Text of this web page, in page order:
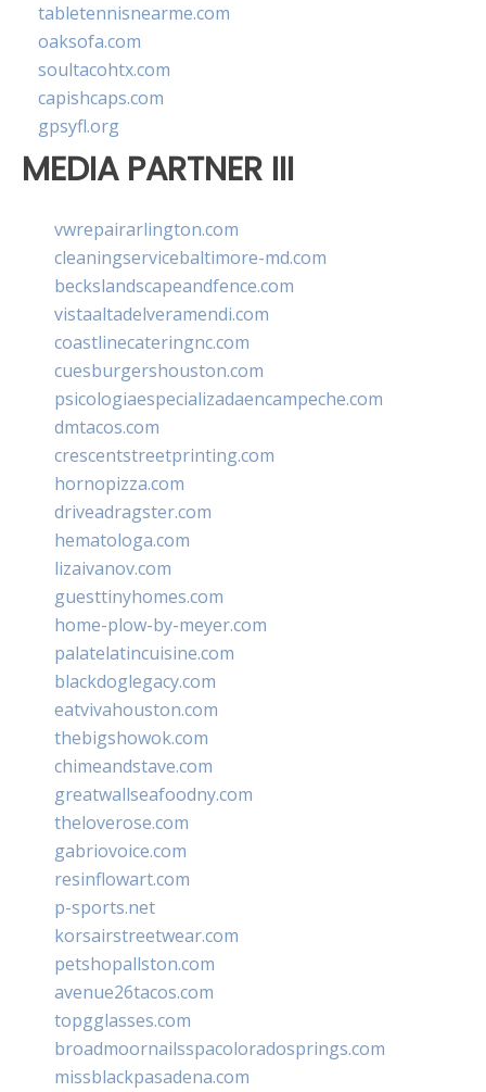
tabletennisnearme.com
oaksofa.com
soultacohtx.com
capishcaps.com
gpsyfl.org
MEDIA PARTNER III
vwrepairarlington.com
cleaningservicebaltimore-md.com
beckslandscapeandfence.com
vistaaltadelveramendi.com
coastlinecateringnc.com
cuesburgershouston.com
psicologiaespecializadaencampeche.com
dmtacos.com
crescentstreetprinting.com
hornopizza.com
driveadragster.com
hematologa.com
lizaivanov.com
guesttinyhomes.com
home-plow-by-meyer.com
palatelatincuisine.com
blackdoglegacy.com
eatvivahouston.com
thebigshowok.com
chimeandstave.com
greatwallseafoodny.com
theloverose.com
gabriovoice.com
resinflowart.com
p-sports.net
korsairstreetwear.com
petshopallston.com
avenue26tacos.com
topgglasses.com
broadmoornailsspacoloradosprings.com
missblackpasadena.com